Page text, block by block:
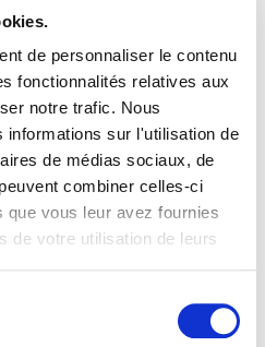
de personnaliser le contenu
fonctionnalités relatives aux
notre trafic. Nous
informations sur l'utilisation de
de médias sociaux, de
combiner celles-ci
vous leur avez fournies
de votre utilisation de leurs
Forschung: Anna
Prof. Dr. Ulrich Otto)
Judith Trageser,